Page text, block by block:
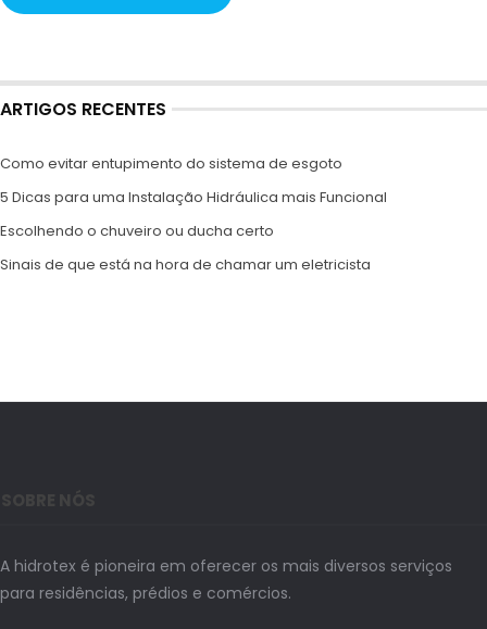
ARTIGOS RECENTES
Como evitar entupimento do sistema de esgoto
5 Dicas para uma Instalação Hidráulica mais Funcional
Escolhendo o chuveiro ou ducha certo
Sinais de que está na hora de chamar um eletricista
A hidrotex é pioneira em oferecer os mais diversos serviços
para residências, prédios e comércios.